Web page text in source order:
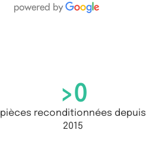
pièces reconditionnées depuis
2015
>0